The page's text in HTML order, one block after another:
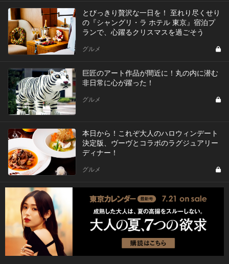
とびっきり贅沢な一日を！ 至れり尽くせり
の『シャングリ・ラ ホテル 東京』宿泊プ
ランで、心躍るクリスマスを過ごそう
グルメ
巨匠のアート作品が間近に！丸の内に潜む
非日常に心が躍った！
グルメ
本日から！これぞ大人のハロウィンデート
決定版、ヴーヴとコラボのラグジュアリー
ディナー！
グルメ